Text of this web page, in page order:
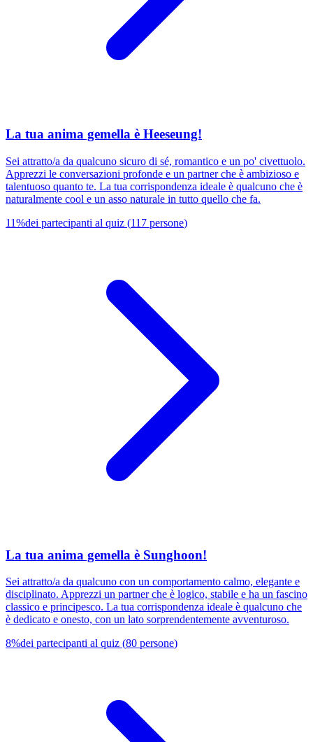
La tua anima gemella è Heeseung!
Sei attratto/a da qualcuno sicuro di sé, romantico e un po' civettuolo.
Apprezzi le conversazioni profonde e un partner che è ambizioso e
talentuoso quanto te. La tua corrispondenza ideale è qualcuno che è
naturalmente cool e un asso naturale in tutto quello che fa.
11%dei partecipanti al quiz (117 persone)
La tua anima gemella è Sunghoon!
Sei attratto/a da qualcuno con un comportamento calmo, elegante e
disciplinato. Apprezzi un partner che è logico, stabile e ha un fascino
classico e principesco. La tua corrispondenza ideale è qualcuno che
è dedicato e onesto, con un lato sorprendentemente avventuroso.
8%dei partecipanti al quiz (80 persone)